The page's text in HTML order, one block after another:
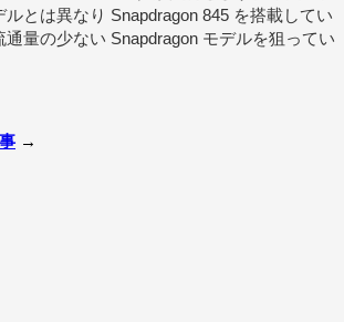
ルとは異なり Snapdragon 845 を搭載してい
通量の少ない Snapdragon モデルを狙ってい
→